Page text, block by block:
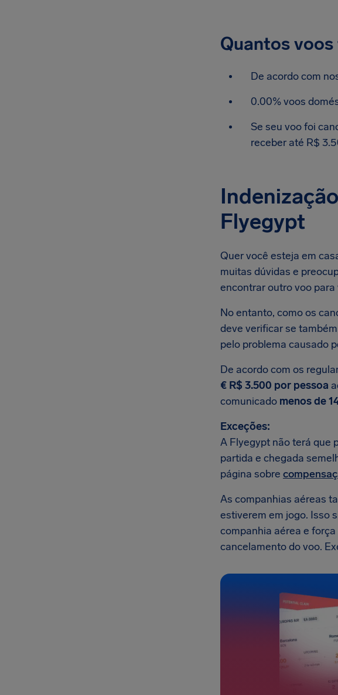
Quantos
De acordo com
0.00% voos
Se seu voo foi
receber até R$
Flyegypt
Quer você esteja em
muitas dúvidas e
encontrar outro voo
No entanto, como os
deve verificar se
pelo problema causado
De acordo com os
€ R$ 3.500 por pessoa
comunicado menos de
Exceções:
A Flyegypt não terá que
partida e chegada
página sobre
As companhias aéreas
estiverem em jogo. Isso
companhia aérea e
cancelamento do voo.